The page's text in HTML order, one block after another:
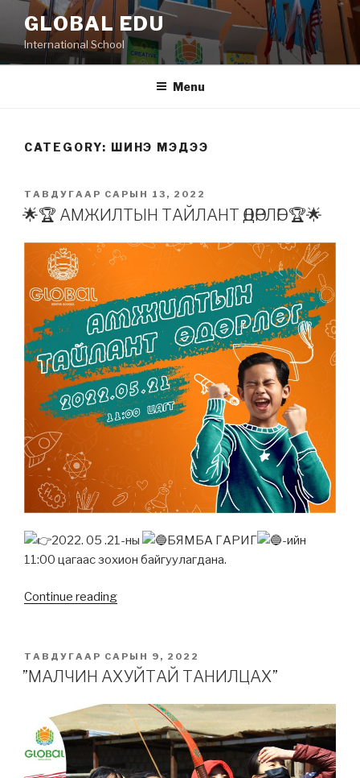
content
GLOBAL EDU
International School
Menu
CATEGORY: ШИНЭ МЭДЭЭ
POSTED
ON
ТАВДУГААР САРЫН 13, 2022
🌟🏆 АМЖИЛТЫН ТАЙЛАНТ ӨДӨРЛӨГ 🏆🌟
2022. 05 .21-ны БЯМБА ГАРИГ
-ийн
11:00 цагаас зохион байгуулагдана.
Continue reading
ТАЙЛАНТ
ӨДӨРЛӨГ
🌟”
POSTED
ON
ТАВДУГААР САРЫН 9, 2022
”МАЛЧИН АХУЙТАЙ ТАНИЛЦАХ”